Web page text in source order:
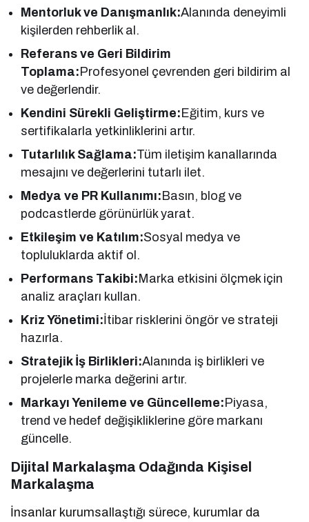
Mentorluk ve Danışmanlık:Alanında deneyimli
kişilerden rehberlik al.
Referans ve Geri Bildirim
Toplama:Profesyonel çevrenden geri bildirim al
ve değerlendir.
Kendini Sürekli Geliştirme:Eğitim, kurs ve
sertifikalarla yetkinliklerini artır.
Tutarlılık Sağlama:Tüm iletişim kanallarında
mesajını ve değerlerini tutarlı ilet.
Medya ve PR Kullanımı:Basın, blog ve
podcastlerde görünürlük yarat.
Etkileşim ve Katılım:Sosyal medya ve
topluluklarda aktif ol.
Performans Takibi:Marka etkisini ölçmek için
analiz araçları kullan.
Kriz Yönetimi:İtibar risklerini öngör ve strateji
hazırla.
Stratejik İş Birlikleri:Alanında iş birlikleri ve
projelerle marka değerini artır.
Markayı Yenileme ve Güncelleme:Piyasa,
trend ve hedef değişikliklerine göre markanı
güncelle.
Dijital Markalaşma Odağında Kişisel
Markalaşma
İnsanlar kurumsallaştığı sürece, kurumlar da